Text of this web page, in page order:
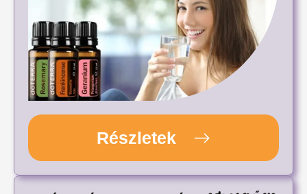
Részletek